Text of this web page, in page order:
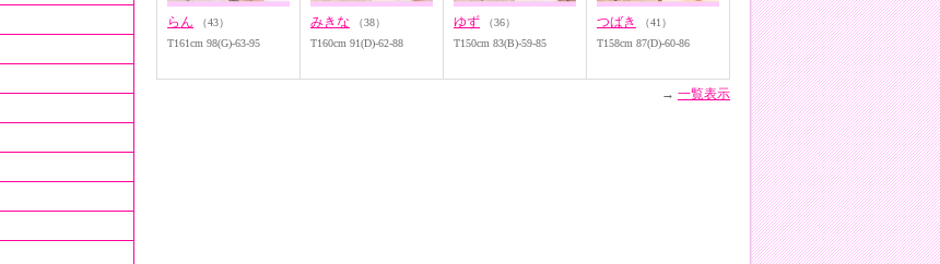
らん
（43）
T161cm 98(G)-63-95
みきな
（38）
T160cm 91(D)-62-88
ゆず
（36）
T150cm 83(B)-59-85
つばき
（41）
T158cm 87(D)-60-86
→ 一覧表示